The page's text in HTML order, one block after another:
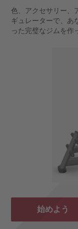
色、アクセサリー、
ギュレーターで、あ
った完璧なジムを作
始めよう